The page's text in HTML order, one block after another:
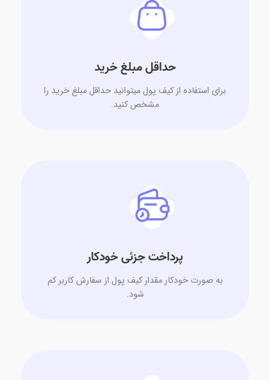
حداقل مبلغ خرید
برای استفاده از کیف پول میتوانید حداقل مبلغ خرید را
مشخص کنید.
پرداخت جزئی خودکار
به صورت خودکار مقدار کیف پول از سفارش کاربر کم
شود.